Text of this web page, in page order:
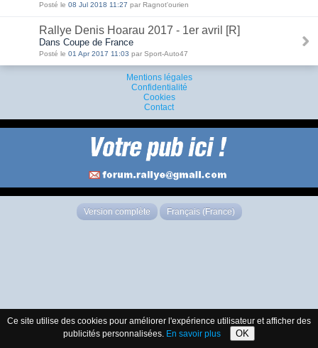
Posté le 08 Jul 2018 11:27 par Ragnot'ourien
Rallye Denis Hoarau 2017 - 1er avril [R]
Dans Coupe de France
Posté le 01 Apr 2017 11:03 par Sport-Auto47
Mentions légales
Confidentialité
Cookies
Contact
Version complète Français (France)
Ce site utilise des cookies pour améliorer l'expérience utilisateur et afficher des
publicités personnalisées. En savoir plus OK